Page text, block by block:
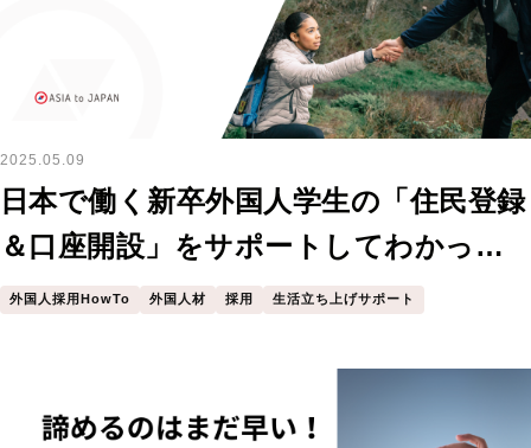
2025.05.09
日本で働く新卒外国人学生の「住民登録
＆口座開設」をサポートしてわかった
こと
外国人採用HowTo 外国人材 採用 生活立ち上げサポート